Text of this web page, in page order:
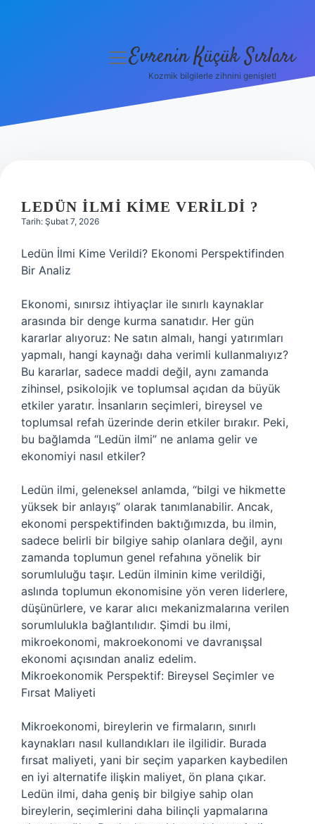
Hakkımızda
menüyü
Evrenin Küçük Sırları
Kozmik bilgilerle zihnini genişlet!
LEDÜN ILMI KIME VERILDI ?
Tarih: Şubat 7, 2026
Ledün İlmi Kime Verildi? Ekonomi Perspektifinden
Bir Analiz
Ekonomi, sınırsız ihtiyaçlar ile sınırlı kaynaklar
arasında bir denge kurma sanatıdır. Her gün
kararlar alıyoruz: Ne satın almalı, hangi yatırımları
yapmalı, hangi kaynağı daha verimli kullanmalıyız?
Bu kararlar, sadece maddi değil, aynı zamanda
zihinsel, psikolojik ve toplumsal açıdan da büyük
etkiler yaratır. İnsanların seçimleri, bireysel ve
toplumsal refah üzerinde derin etkiler bırakır. Peki,
bu bağlamda “Ledün ilmi” ne anlama gelir ve
ekonomiyi nasıl etkiler?
Ledün ilmi, geleneksel anlamda, “bilgi ve hikmette
yüksek bir anlayış” olarak tanımlanabilir. Ancak,
ekonomi perspektifinden baktığımızda, bu ilmin,
sadece belirli bir bilgiye sahip olanlara değil, aynı
zamanda toplumun genel refahına yönelik bir
sorumluluğu taşır. Ledün ilminin kime verildiği,
aslında toplumun ekonomisine yön veren liderlere,
düşünürlere, ve karar alıcı mekanizmalarına verilen
sorumlulukla bağlantılıdır. Şimdi bu ilmi,
mikroekonomi, makroekonomi ve davranışsal
ekonomi açısından analiz edelim.
Mikroekonomik Perspektif: Bireysel Seçimler ve
Fırsat Maliyeti
Mikroekonomi, bireylerin ve firmaların, sınırlı
kaynakları nasıl kullandıkları ile ilgilidir. Burada
fırsat maliyeti, yani bir seçim yaparken kaybedilen
en iyi alternatife ilişkin maliyet, ön plana çıkar.
Ledün ilmi, daha geniş bir bilgiye sahip olan
bireylerin, seçimlerini daha bilinçli yapmalarına